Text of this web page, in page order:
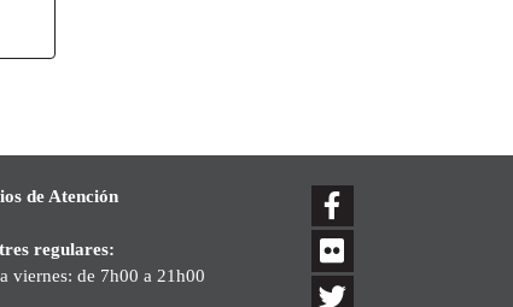
de Atención
regulares:
viernes: de 7h00 a 21h00